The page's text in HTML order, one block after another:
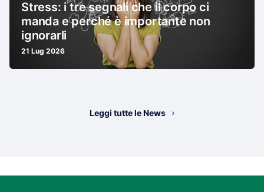
Stress: i tre segnali che il corpo ci
manda e perché è importante non
ignorarli
21 Lug 2026
Leggi tutte le News